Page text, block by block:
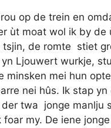
op de trein en
ùt moat wol ik by de
tsjin, de romte stiet
Ljouwert wurkje,
minsken mei hun
nei hûs. Ik stap
twa jonge manlju
foar my. De iene jonge